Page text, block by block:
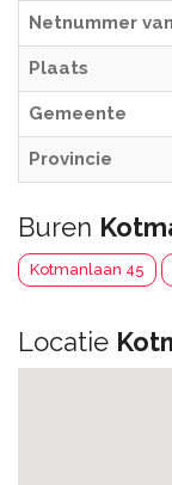
Netnummer
Plaats
Gemeente
Provincie
Buren
Kotmanlaan 45
Locatie